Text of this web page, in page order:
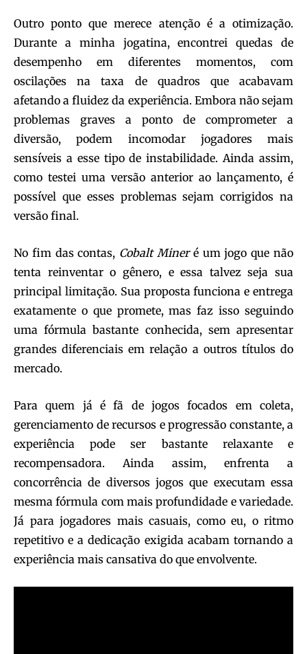
Outro ponto que merece atenção é a otimização.
Durante a minha jogatina, encontrei quedas de
desempenho em diferentes momentos, com
oscilações na taxa de quadros que acabavam
afetando a fluidez da experiência. Embora não sejam
problemas graves a ponto de comprometer a
diversão, podem incomodar jogadores mais
sensíveis a esse tipo deinstabilidade. Ainda assim,
como testei uma versão anterior ao lançamento, é
possível que esses problemas sejam corrigidos na
versão final.
No fim das contas, Cobalt Miner é um jogo que não
tenta reinventar o gênero, e essa talvez seja sua
principal limitação. Sua proposta funciona e entrega
exatamente o que promete, mas faz isso seguindo
uma fórmula bastante conhecida, sem apresentar
grandes diferenciais em relação a outros títulos do
mercado.
Para quem já é fã de jogos focados em coleta,
gerenciamento de recursos e progressão constante, a
experiência pode ser bastante relaxante e
recompensadora. Ainda assim, enfrenta a
concorrência de diversos jogos que executam essa
mesma fórmula com mais profundidade e variedade.
Já para jogadores mais casuais, como eu, o ritmo
repetitivo e a dedicação exigida acabam tornando a
experiência mais cansativa do que envolvente.